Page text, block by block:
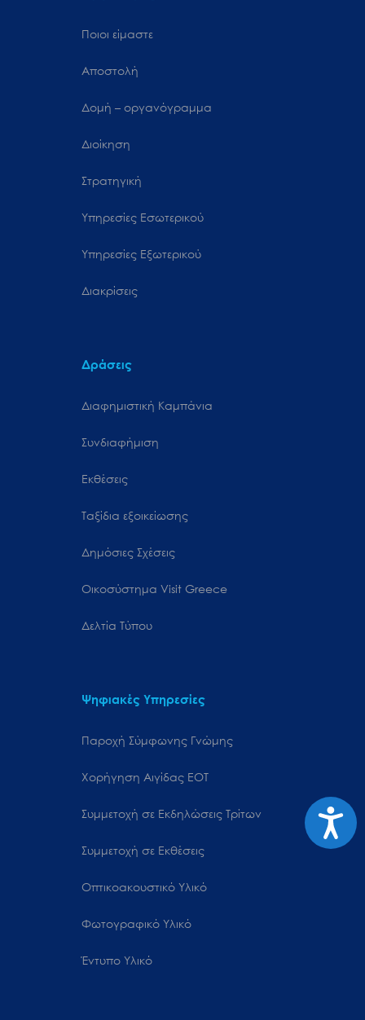
Ποιοι είμαστε
Αποστολή
Δομή – οργανόγραμμα
Διοίκηση
Στρατηγική
Υπηρεσίες Εσωτερικού
Υπηρεσίες Εξωτερικού
Διακρίσεις
Δράσεις
Διαφημιστική Καμπάνια
Συνδιαφήμιση
Εκθέσεις
Ταξίδια εξοικείωσης
Δημόσιες Σχέσεις
Oικοσύστημα Visit Greece
Δελτία Τύπου
Ψηφιακές Υπηρεσίες
Παροχή Σύμφωνης Γνώμης
Χορήγηση Αιγίδας ΕΟΤ
Συμμετοχή σε Εκδηλώσεις Τρίτων
Συμμετοχή σε Εκθέσεις
Οπτικοακουστικό Υλικό
Φωτογραφικό Υλικό
Έντυπο Υλικό